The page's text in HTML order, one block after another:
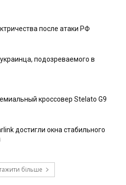
после атаки РФ
подозреваемого в
кроссовер Stelato G9
достигли окна стабильного
більше